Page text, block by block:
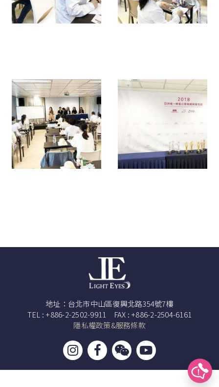
地址：台北市中山區復興北路354號7樓
TEL : +886-2-2502-9911 FAX : +886-2-2504-6161
隱私權政策&服務條款